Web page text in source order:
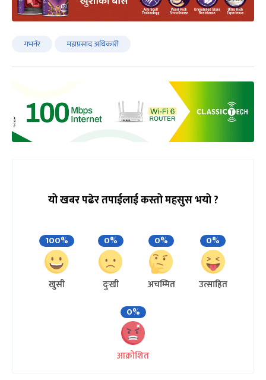
गभर्नर महाप्रसाद अधिकारी
यो खबर पढेर तपाईलाई कस्तो महसुस भयो ?
100%
खुसी
0%
दुःखी
0%
अचम्मित
0%
उत्साहित
0%
आक्रोशित